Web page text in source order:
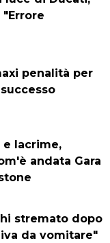
penalità per
lacrime,
andata Gara
stremato dopo
da vomitare"